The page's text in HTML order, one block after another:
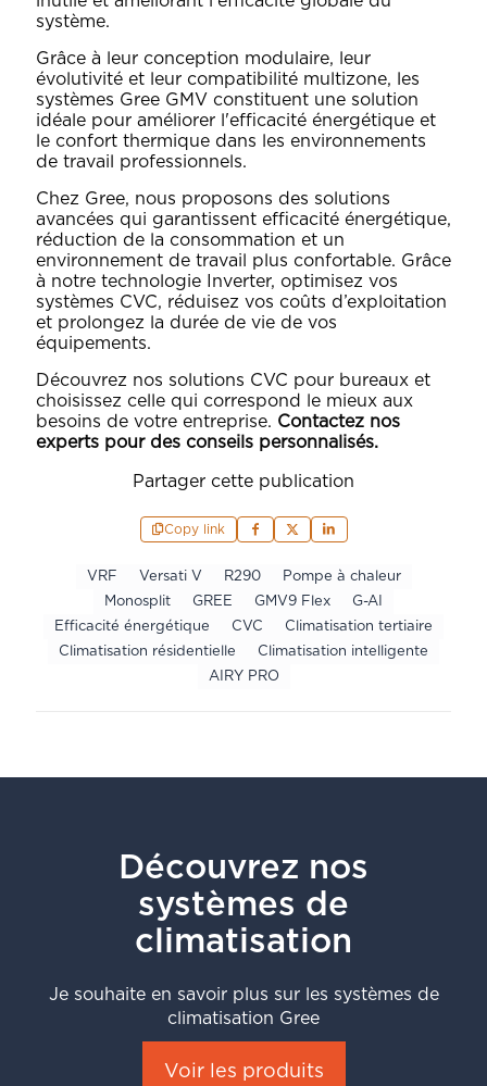
système.
Grâce à leur conception modulaire, leur
évolutivité et leur compatibilité multizone, les
systèmes Gree GMV constituent une solution
idéale pour améliorer l'efficacité énergétique et
le confort thermique dans les environnements
de travail professionnels.
Chez Gree, nous proposons des solutions
avancées qui garantissent efficacité énergétique,
réduction de la consommation et un
environnement de travail plus confortable. Grâce
à notre technologie Inverter, optimisez vos
systèmes CVC, réduisez vos coûts d’exploitation
et prolongez la durée de vie de vos
équipements.
Découvrez nos solutions CVC pour bureaux et
choisissez celle qui correspond le mieux aux
besoins de votre entreprise. Contactez nos
experts pour des conseils personnalisés.
Partager cette publication
Copy link
VRF Versati V R290
Pompe à chaleur
Monosplit
GREE GMV9 Flex
G-AI
Efficacité énergétique
CVC
Climatisation tertiaire
Climatisation résidentielle
Climatisation intelligente
AIRY PRO
Découvrez nos
systèmes de
climatisation
Je souhaite en savoir plus sur les systèmes de
climatisation Gree
Voir les produits